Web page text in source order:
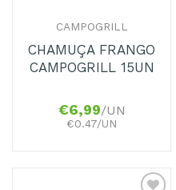
CAMPOGRILL
CHAMUÇA FRANGO
CAMPOGRILL 15UN
€6,99/UN
€0.47/UN